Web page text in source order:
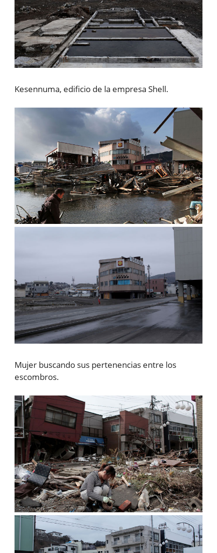
Kesennuma, edificio de la empresa Shell.
Mujer buscando sus pertenencias entre los
escombros.